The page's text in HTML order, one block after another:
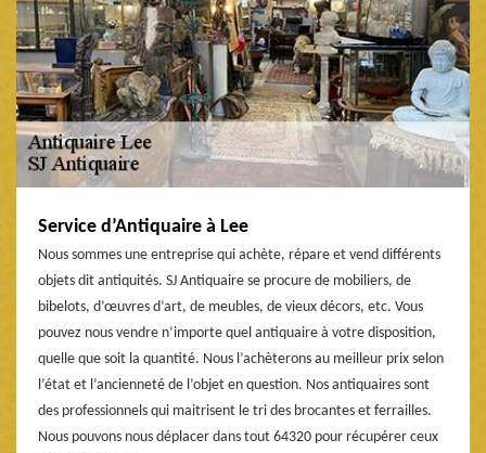
Service d’Antiquaire à Lee
Nous sommes une entreprise qui achète, répare et vend différents
objets dit antiquités. SJ Antiquaire se procure de mobiliers, de
bibelots, d’œuvres d’art, de meubles, de vieux décors, etc. Vous
pouvez nous vendre n’importe quel antiquaire à votre disposition,
quelle que soit la quantité. Nous l’achèterons au meilleur prix selon
l’état et l’ancienneté de l’objet en question. Nos antiquaires sont
des professionnels qui maitrisent le tri des brocantes et ferrailles.
Nous pouvons nous déplacer dans tout 64320 pour récupérer ceux